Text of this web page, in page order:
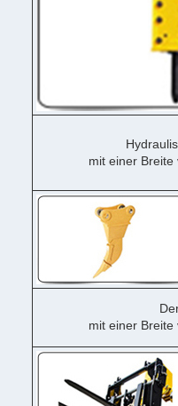
mit einer
mit einer